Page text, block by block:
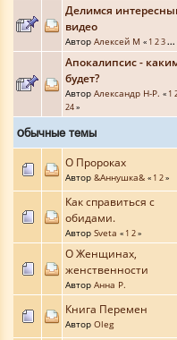
Делимся
видео
Автор Алексей М « 1 23...
Апокалипсис -
будет?
Автор Александр Н-Р. « 1
24»
Обычные темы
О Пророках
Автор &Аннушка& « 1 2»
Как справиться с
обидами.
Автор Sveta « 1 2»
О Женщинах,
женственности
Автор Анна Р.
Книга Перемен
Автор Oleg